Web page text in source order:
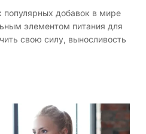
добавок в мире
элементом питания для
свою силу, выносливость